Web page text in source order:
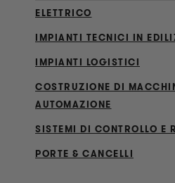
ELETTRICO
IMPIANTI TECNICI IN
IMPIANTI LOGISTICI
COSTRUZIONE DI
AUTOMAZIONE
SISTEMI DI CONTROLLO E
PORTE & CANCELLI